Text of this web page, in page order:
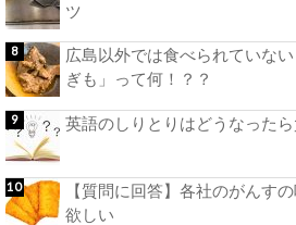
ツ
広島以外では食べられていな
ぎも」って何！？？
英語のしりとりはどうなった
【質問に回答】各社のがんす
欲しい